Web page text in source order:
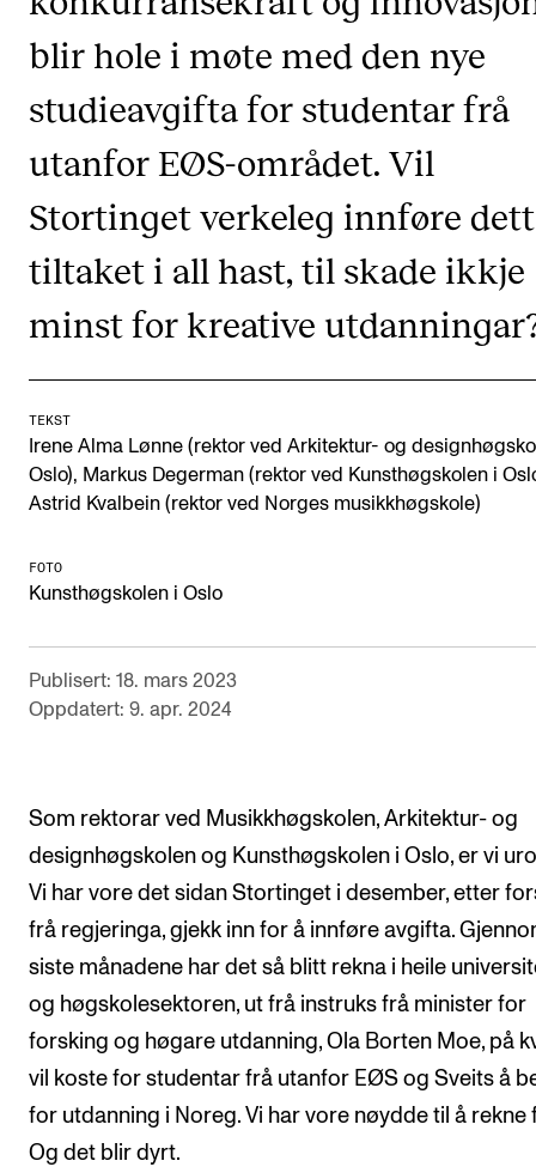
Studentenes psykososiale læringsmiljø
Søknad og opptak
FORSKNING OG UTVIKLINGSARBEID
Om FoU på NMH
Livet rundt FoU
For ph.d.-programmet i kunstnerisk utviklingsarbeid
Forskningsetikk
KONSERTER OG ARRANGEMENTER
Gjennomføre konserter og arrangementer
Låne utstyr – lyd, lys og video
Konsertopptak
Aktuelle saker
Organisering av NMH
Biblioteket
Utvalg og komitéer
Strategier, planer og rapporter
blir hole i møte med den nye
studieavgifta for studentar frå
utanfor EØS-området. Vil
Stortinget verkeleg innføre
tiltaket i all hast, til skade ikkje
minst for kreative
TEKST
Irene Alma Lønne (rektor ved Arkitektur- og
Oslo), Markus Degerman (rektor ved Kunsthøgskolen i
Astrid Kvalbein (rektor ved Norges musikkhøgskole)
FOTO
Kunsthøgskolen i Oslo
Publisert: 18. mars 2023
Oppdatert: 9. apr. 2024
Som rektorar ved Musikkhøgskolen, Arkitektur- og
designhøgskolen og Kunsthøgskolen i Oslo, er vi
Vi har vore det sidan Stortinget i desember, etter
frå regjeringa, gjekk inn for å innføre avgifta.
siste månadene har det så blitt rekna i heile
og høgskolesektoren, ut frå instruks frå minister for
forsking og høgare utdanning, Ola Borten Moe, på
vil koste for studentar frå utanfor EØS og Sveits å
for utdanning i Noreg. Vi har vore nøydde til å rekne
Og det blir dyrt.